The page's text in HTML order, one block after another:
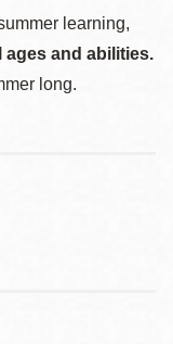
learning,
ages and abilities.
long.